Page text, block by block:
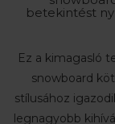
betekintést
Ez a kimagasló
snowboard
stílusához
legnagyobb